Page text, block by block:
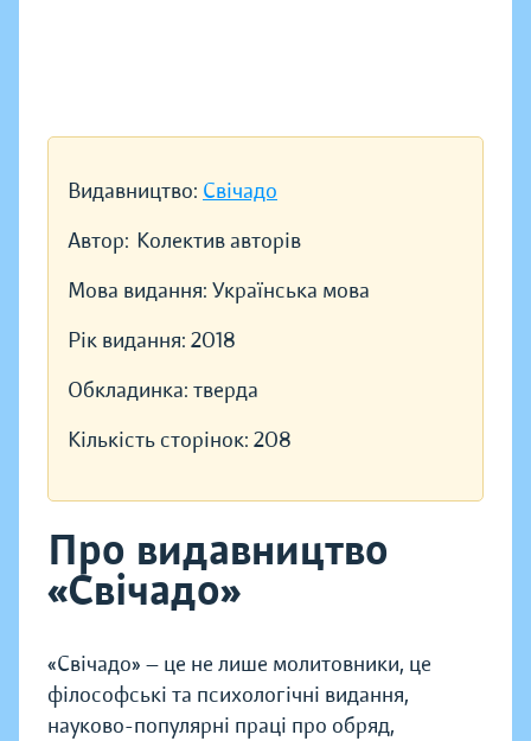
Видавництво: Свічадо
Автор: Колектив авторів
Мова видання: Українська мова
Рік видання: 2018
Обкладинка: тверда
Кількість сторінок: 208
Про видавництво
«Свічадо»
«Свічадо» — це не лише молитовники, це
філософські та психологічні видання,
науково-популярні праці про обряд,